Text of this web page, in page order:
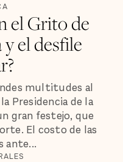
el Grito de
el desfile
multitudes al
Presidencia de la
gran festejo, que
El costo de las
ante...